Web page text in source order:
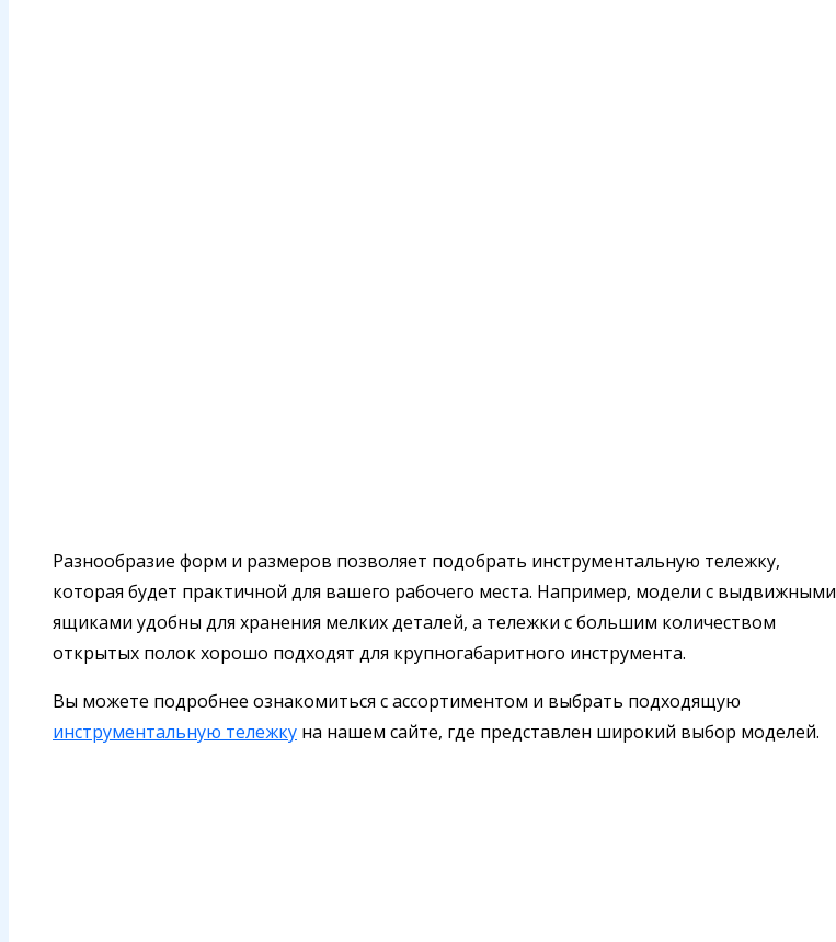
Разнообразие форм и размеров позволяет подобрать инструментальную тележку,
которая будет практичной для вашего рабочего места. Например, модели с выдвижными
ящиками удобны для хранения мелких деталей, а тележки с большим количеством
открытых полок хорошо подходят для крупногабаритного инструмента.
Вы можете подробнее ознакомиться с ассортиментом и выбрать подходящую
инструментальную тележку на нашем сайте, где представлен широкий выбор моделей.